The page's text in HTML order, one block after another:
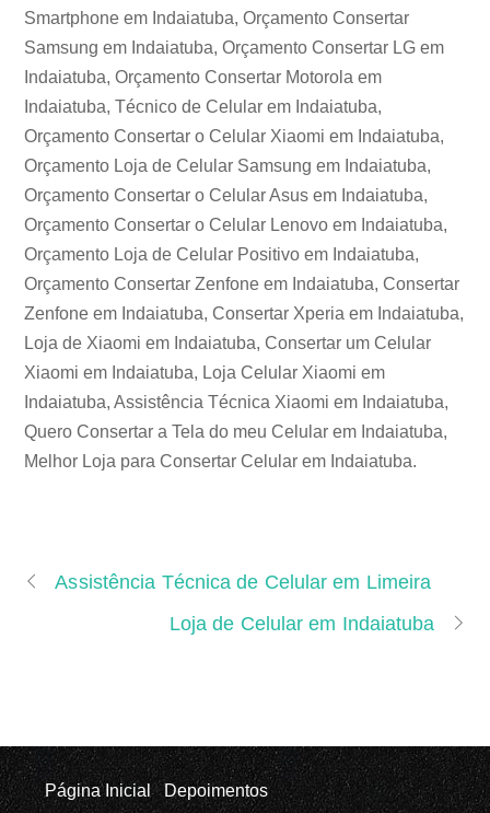
Smartphone em Indaiatuba, Orçamento Consertar
Samsung em Indaiatuba, Orçamento Consertar LG em
Indaiatuba, Orçamento Consertar Motorola em
Indaiatuba, Técnico de Celular em Indaiatuba,
Orçamento Consertar o Celular Xiaomi em Indaiatuba,
Orçamento Loja de Celular Samsung em Indaiatuba,
Orçamento Consertar o Celular Asus em Indaiatuba,
Orçamento Consertar o Celular Lenovo em Indaiatuba,
Orçamento Loja de Celular Positivo em Indaiatuba,
Orçamento Consertar Zenfone em Indaiatuba, Consertar
Zenfone em Indaiatuba, Consertar Xperia em Indaiatuba,
Loja de Xiaomi em Indaiatuba, Consertar um Celular
Xiaomi em Indaiatuba, Loja Celular Xiaomi em
Indaiatuba, Assistência Técnica Xiaomi em Indaiatuba,
Quero Consertar a Tela do meu Celular em Indaiatuba,
Melhor Loja para Consertar Celular em Indaiatuba.
Assistência Técnica de Celular em Limeira
Loja de Celular em Indaiatuba
Página Inicial Depoimentos